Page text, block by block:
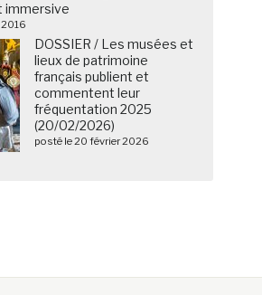
immersive
DOSSIER / Les musées et
lieux de patrimoine
français publient et
commentent leur
fréquentation 2025
(20/02/2026)
posté le 20 février 2026